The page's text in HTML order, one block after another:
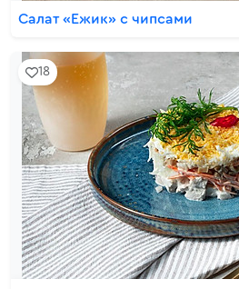
Салат «Ежик» с чипсами
18